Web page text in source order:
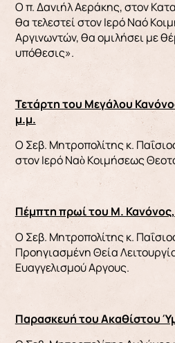
Ο π. Δανιήλ Αεράκης, στον
θα τελεστεί στον Ιερό Ναό
Αργινωντών, θα ομιλήσει με
υπόθεσις».
Τετάρτη του Μεγάλου
μ.μ.
Ο Σεβ. Μητροπολίτης κ.
στον Ιερό Ναὸ Κοιμήσεως
Πέμπτη πρωί του Μ.
Ο Σεβ. Μητροπολίτης κ.
Προηγιασμένη Θεία
Ευαγγελισμού Aργους.
Παρασκευή του Ακαθίστου